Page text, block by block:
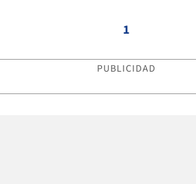
1
PUBLICIDAD